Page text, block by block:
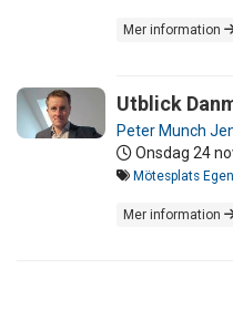
Mer information
Utblick
Peter Munch
Onsdag 24
Mötesplats
Mer information